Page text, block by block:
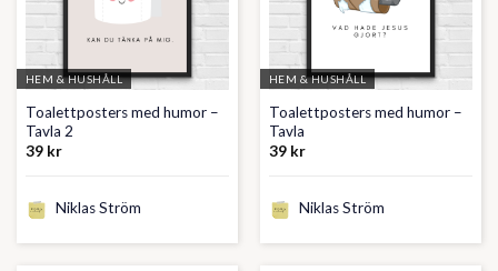
HEM & HUSHÅLL
Toalettposters med humor –
Tavla 2
39 kr
Niklas Ström
HEM & HUSHÅLL
Toalettposters med humor –
Tavla
39 kr
Niklas Ström